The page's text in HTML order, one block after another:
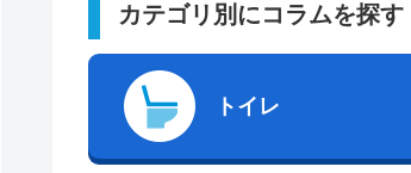
カテゴリ別にコラムを探す
トイレ